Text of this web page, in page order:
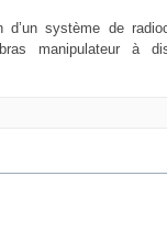
système de
manipulateur à